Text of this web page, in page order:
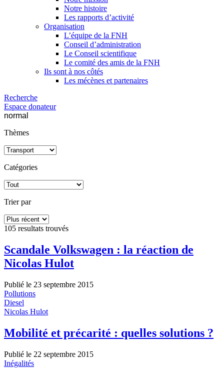
Notre histoire
Les rapports d’activité
Organisation
L’équipe de la FNH
Conseil d’administration
Le Conseil scientifique
Le comité des amis de la FNH
Ils sont à nos côtés
Les mécènes et partenaires
Recherche
Espace donateur
normal
Thèmes
Catégories
Trier par
105 resultats trouvés
Scandale Volkswagen : la réaction de
Nicolas Hulot
Publié le 23 septembre 2015
Pollutions
Diesel
Nicolas Hulot
Mobilité et précarité : quelles solutions ?
Publié le 22 septembre 2015
Inégalités